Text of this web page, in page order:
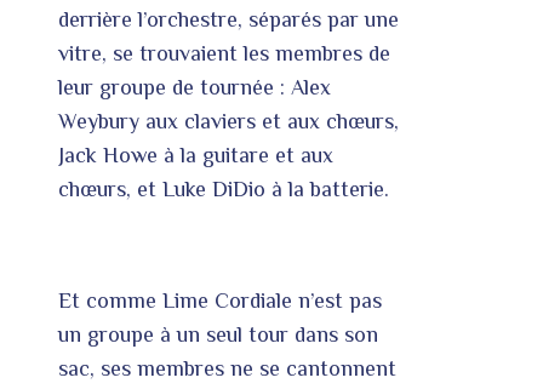
derrière l’orchestre, séparés par une
vitre, se trouvaient les membres de
leur groupe de tournée : Alex
Weybury aux claviers et aux chœurs,
Jack Howe à la guitare et aux
chœurs, et Luke DiDio à la batterie.
Et comme Lime Cordiale n’est pas
un groupe à un seul tour dans son
sac, ses membres ne se cantonnent